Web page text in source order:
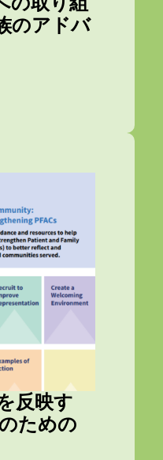
のアドバ
反映す
ための